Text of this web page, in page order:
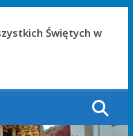
Świętych w